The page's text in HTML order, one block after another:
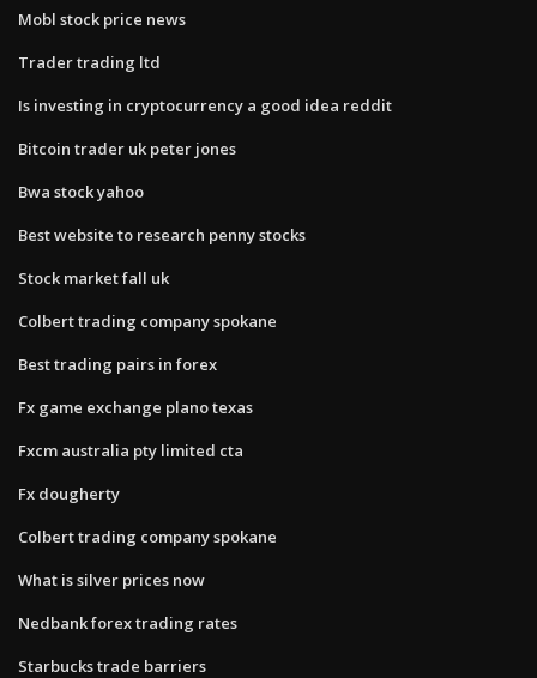
Mobl stock price news
Trader trading ltd
Is investing in cryptocurrency a good idea reddit
Bitcoin trader uk peter jones
Bwa stock yahoo
Best website to research penny stocks
Stock market fall uk
Colbert trading company spokane
Best trading pairs in forex
Fx game exchange plano texas
Fxcm australia pty limited cta
Fx dougherty
Colbert trading company spokane
What is silver prices now
Nedbank forex trading rates
Starbucks trade barriers